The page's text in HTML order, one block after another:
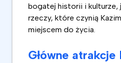
bogatej historii i kulturze,
rzeczy, które czynią
miejscem do życia.
Główne atrakcje